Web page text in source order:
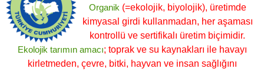
Organik (=ekolojik, biyolojik), üretimde
kimyasal girdi kullanmadan, her aşaması
kontrollü ve sertifikalı üretim biçimidir.
Ekolojik tarımın amacı; toprak ve su kaynakları ile havayı
kirletmeden, çevre, bitki, hayvan ve insan sağlığını